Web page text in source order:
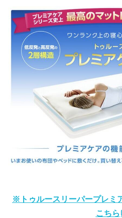
※トゥルースリーパープレミ
こちら